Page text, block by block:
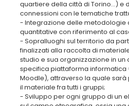
quartiere della città di Torino...) e
connessioni con le tematiche
- Integrazione delle metodologie
quantitative con riferimento al
- Sopralluoghi sul territorio da
finalizzati alla raccolta di
studio e sua organizzazione in un
specifica piattaforma informatica
Moodle), attraverso la quale
il materiale fra tutti i gruppi;
- Sviluppo per ogni gruppo di un